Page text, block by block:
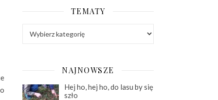
TEMATY
NAJNOWSZE
Hej ho, hej ho, do lasu by się
szło